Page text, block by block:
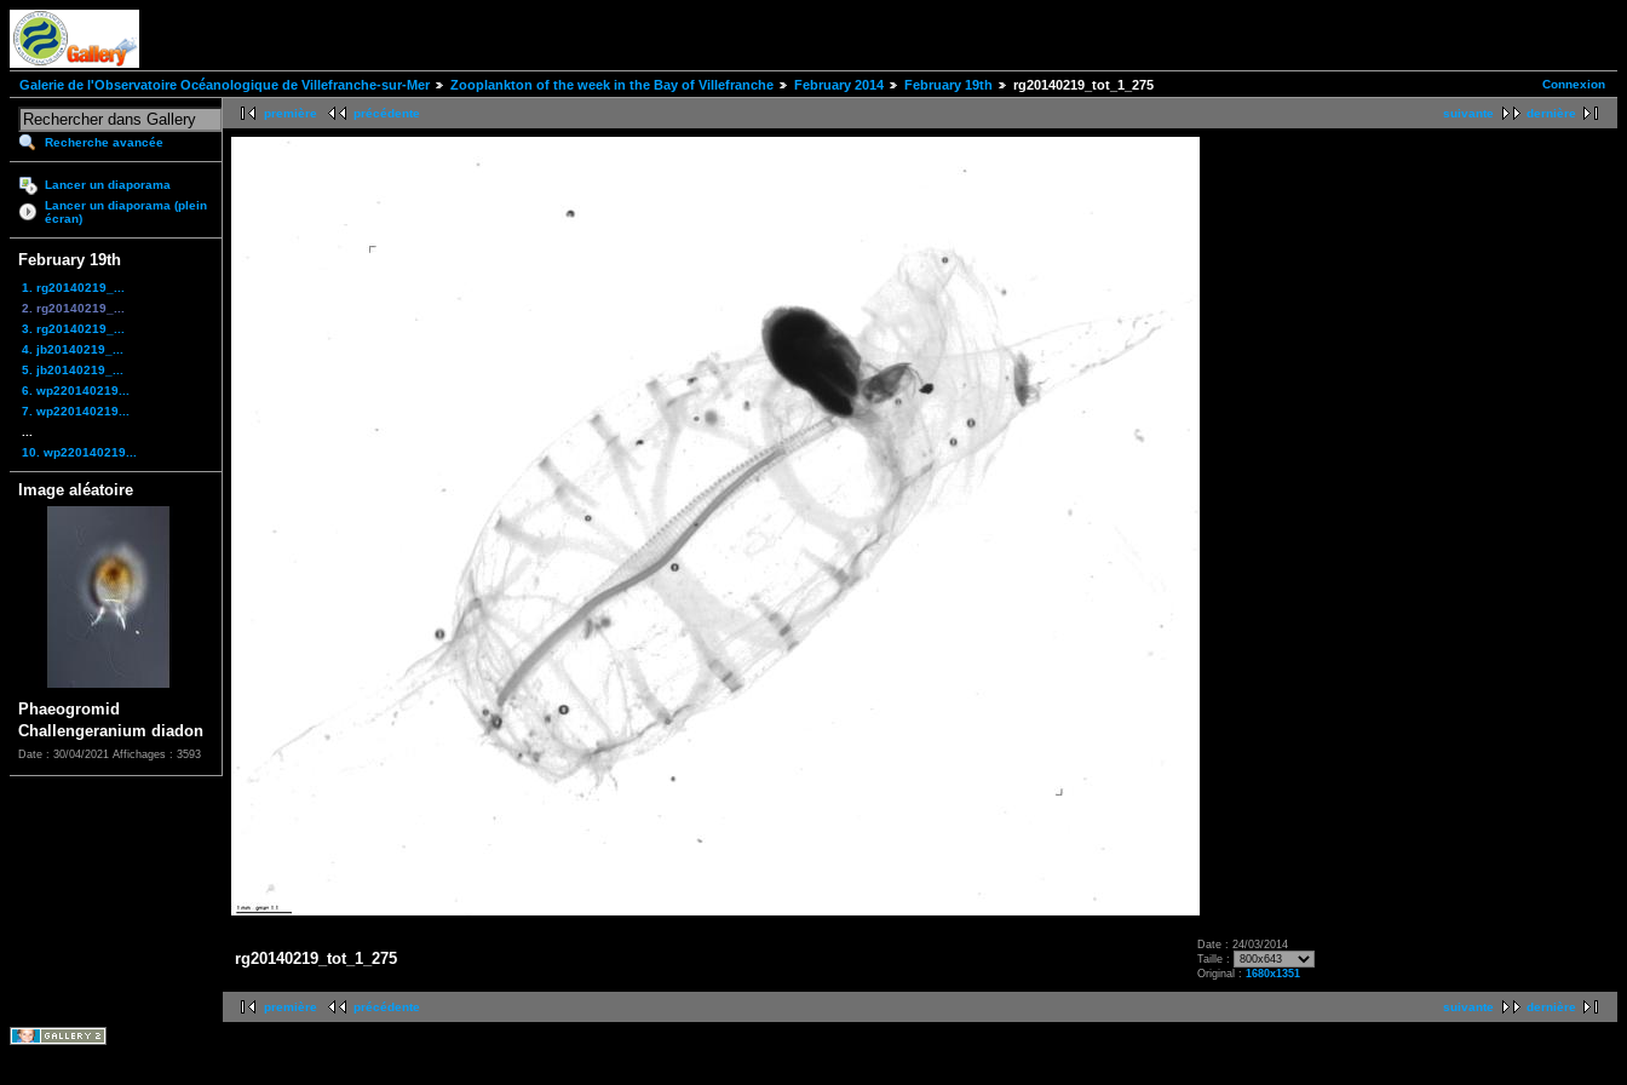
Connexion
Galerie de l'Observatoire Océanologique de Villefranche-sur-Mer Zooplankton of the week in the Bay of Villefranche February 2014 February 19th rg20140219_tot_1_275
Recherche avancée
Lancer un diaporama
Lancer un diaporama (plein
écran)
February 19th
1. rg20140219_...
2. rg20140219_...
3. rg20140219_...
4. jb20140219_...
5. jb20140219_...
6. wp220140219...
7. wp220140219...
10. wp220140219...
Image aléatoire
Phaeogromid
Challengeranium diadon
Date : 30/04/2021 Affichages : 3593
suivante dernière
première précédente
rg20140219_tot_1_275
Date : 24/03/2014
Taille :
Original : 1680x1351
suivante dernière
première précédente